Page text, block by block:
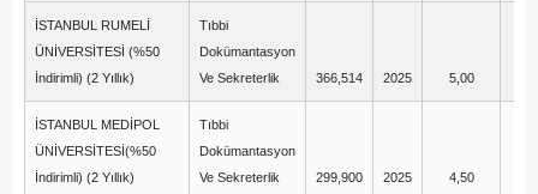
İSTANBUL RUMELİ
ÜNİVERSİTESİ (%50
İndirimli) (2 Yıllık)
Tıbbi
Dokümantasyon
Ve Sekreterlik
366,514 2025 5,00
İSTANBUL MEDİPOL
ÜNİVERSİTESİ(%50
İndirimli) (2 Yıllık)
Tıbbi
Dokümantasyon
Ve Sekreterlik
299,900 2025 4,50